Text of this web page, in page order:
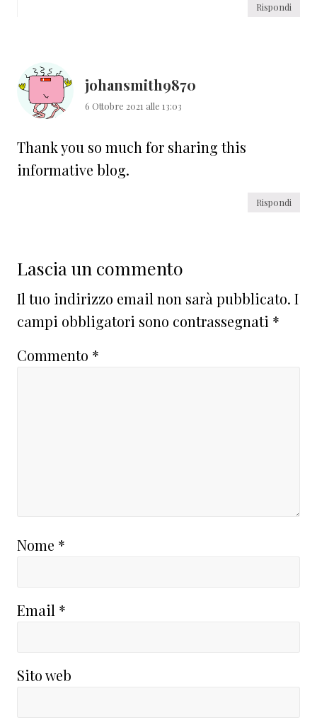
Rispondi
johansmith9870
6 Ottobre 2021 alle 13:03
Thank you so much for sharing this
informative blog.
Rispondi
Lascia un commento
Il tuo indirizzo email non sarà pubblicato. I
campi obbligatori sono contrassegnati *
Commento *
Nome *
Email *
Sito web